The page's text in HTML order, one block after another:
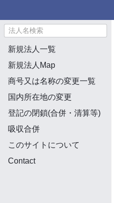
新規法人一覧
新規法人Map
商号又は名称の変更一覧
国内所在地の変更
登記の閉鎖(合併・清算等)
吸収合併
このサイトについて
Contact